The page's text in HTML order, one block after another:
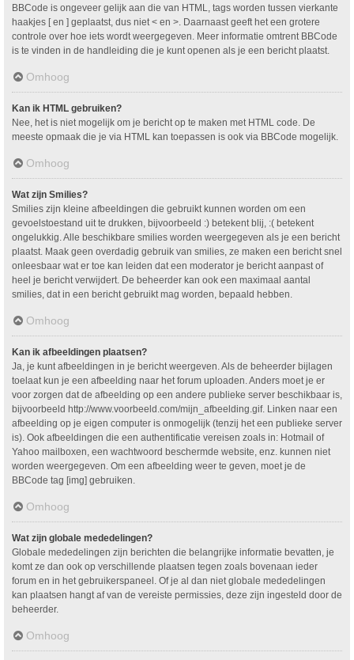
BBCode is ongeveer gelijk aan die van HTML, tags worden tussen vierkante
haakjes [ en ] geplaatst, dus niet < en >. Daarnaast geeft het een grotere
controle over hoe iets wordt weergegeven. Meer informatie omtrent BBCode
is te vinden in de handleiding die je kunt openen als je een bericht plaatst.
Omhoog
Kan ik HTML gebruiken?
Nee, het is niet mogelijk om je bericht op te maken met HTML code. De
meeste opmaak die je via HTML kan toepassen is ook via BBCode mogelijk.
Omhoog
Wat zijn Smilies?
Smilies zijn kleine afbeeldingen die gebruikt kunnen worden om een
gevoelstoestand uit te drukken, bijvoorbeeld :) betekent blij, :( betekent
ongelukkig. Alle beschikbare smilies worden weergegeven als je een bericht
plaatst. Maak geen overdadig gebruik van smilies, ze maken een bericht snel
onleesbaar wat er toe kan leiden dat een moderator je bericht aanpast of
heel je bericht verwijdert. De beheerder kan ook een maximaal aantal
smilies, dat in een bericht gebruikt mag worden, bepaald hebben.
Omhoog
Kan ik afbeeldingen plaatsen?
Ja, je kunt afbeeldingen in je bericht weergeven. Als de beheerder bijlagen
toelaat kun je een afbeelding naar het forum uploaden. Anders moet je er
voor zorgen dat de afbeelding op een andere publieke server beschikbaar is,
bijvoorbeeld http://www.voorbeeld.com/mijn_afbeelding.gif. Linken naar een
afbeelding op je eigen computer is onmogelijk (tenzij het een publieke server
is). Ook afbeeldingen die een authentificatie vereisen zoals in: Hotmail of
Yahoo mailboxen, een wachtwoord beschermde website, enz. kunnen niet
worden weergegeven. Om een afbeelding weer te geven, moet je de
BBCode tag [img] gebruiken.
Omhoog
Wat zijn globale mededelingen?
Globale mededelingen zijn berichten die belangrijke informatie bevatten, je
komt ze dan ook op verschillende plaatsen tegen zoals bovenaan ieder
forum en in het gebruikerspaneel. Of je al dan niet globale mededelingen
kan plaatsen hangt af van de vereiste permissies, deze zijn ingesteld door de
beheerder.
Omhoog